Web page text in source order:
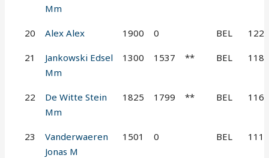
Mm
20 Alex Alex 1900 0 BEL 122
21
Jankowski Edsel
Mm
1300 1537 ** BEL 118
22
De Witte Stein
Mm
1825 1799 ** BEL 116
23
Vanderwaeren
Jonas M
1501 0 BEL 111